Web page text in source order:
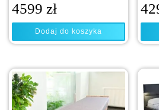
4599 zł
Dodaj do koszyka